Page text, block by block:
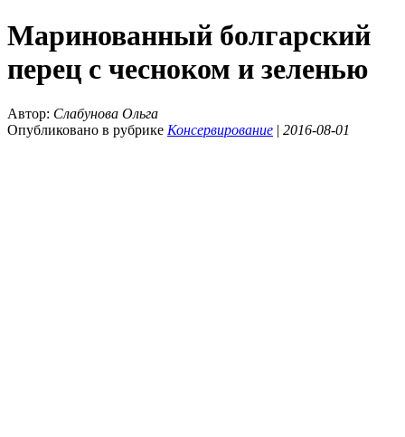
Маринованный болгарский
перец с чесноком и зеленью
Автор: Слабунова Ольга
Опубликовано в рубрике Консервирование | 2016-08-01